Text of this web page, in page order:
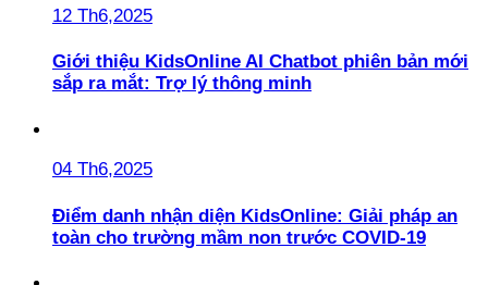
12 Th6,2025
Giới thiệu KidsOnline AI Chatbot phiên bản mới
sắp ra mắt: Trợ lý thông minh
04 Th6,2025
Điểm danh nhận diện KidsOnline: Giải pháp an
toàn cho trường mầm non trước COVID-19